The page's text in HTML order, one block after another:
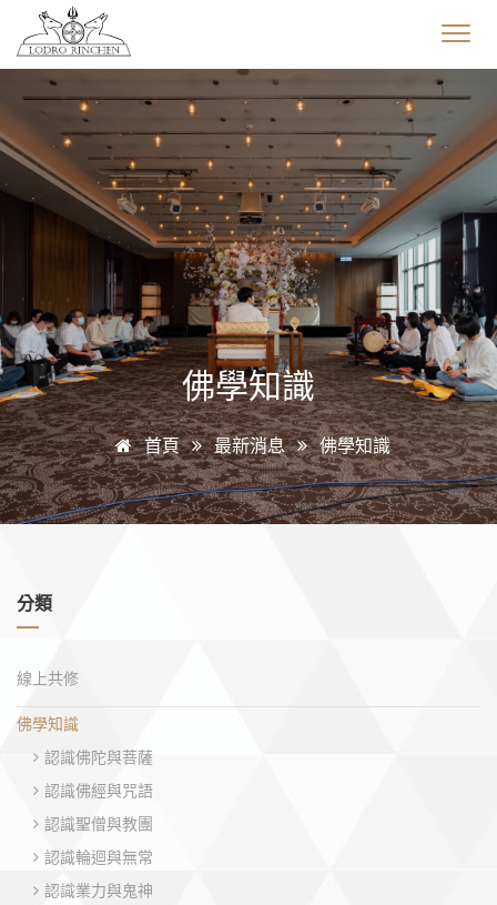
佛學知識
首頁 最新消息 佛學知識
分類
線上共修
佛學知識
認識佛陀與菩薩
認識佛經與咒語
認識聖僧與教團
認識輪迴與無常
認識業力與鬼神